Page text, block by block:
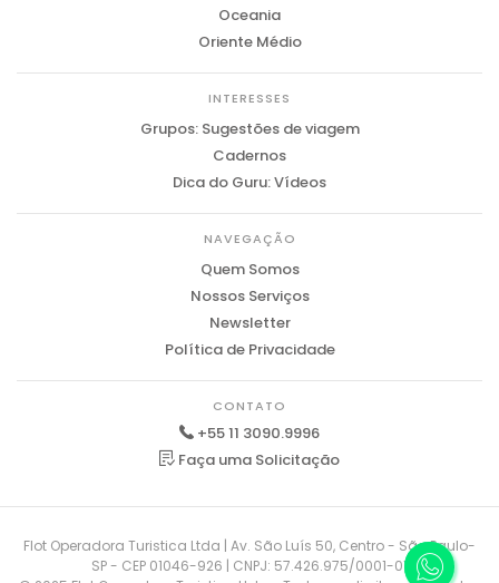
Oceania
Oriente Médio
INTERESSES
Grupos: Sugestões de viagem
Cadernos
Dica do Guru: Vídeos
NAVEGAÇÃO
Quem Somos
Nossos Serviços
Newsletter
Política de Privacidade
CONTATO
+55 11 3090.9996
Faça uma Solicitação
Flot Operadora Turistica Ltda | Av. São Luís 50, Centro - São Paulo-
SP - CEP 01046-926 | CNPJ: 57.426.975/0001-01